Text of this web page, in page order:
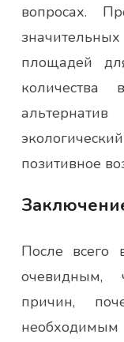
вопросах.
площадей
количества
позитивное
После всего
очевидным,
причин,